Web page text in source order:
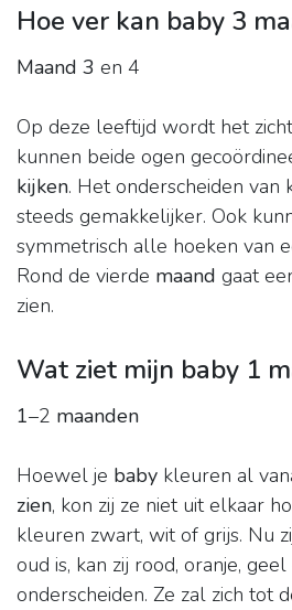
Hoe ver kan baby 3
Maand 3 en 4
Op deze leeftijd wordt het
kunnen beide ogen
kijken. Het onderscheiden van
steeds gemakkelijker. Ook
symmetrisch alle hoeken van
Rond de vierde maand gaat
zien.
Wat ziet mijn baby 1
1–2 maanden
Hoewel je baby kleuren al
zien, kon zij ze niet uit elkaar
kleuren zwart, wit of grijs. Nu
oud is, kan zij rood, oranje,
onderscheiden. Ze zal zich tot